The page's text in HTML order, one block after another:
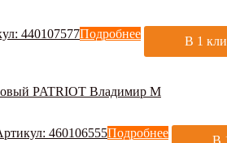
440107577Подробнее
В 1
PATRIOT Владимир М
460106555Подробнее